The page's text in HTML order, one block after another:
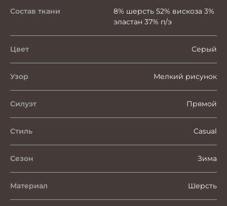
Состав ткани
8% шерсть 52% вискоза 3%
эластан 37% п/э
Цвет Серый
Узор Мелкий рисунок
Силуэт Прямой
Стиль Casual
Сезон Зима
Материал Шерсть